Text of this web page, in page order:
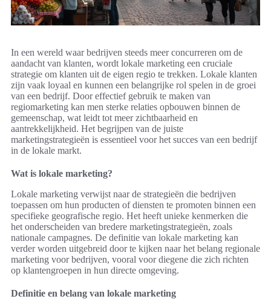
In een wereld waar bedrijven steeds meer concurreren om de
aandacht van klanten, wordt lokale marketing een cruciale
strategie om klanten uit de eigen regio te trekken. Lokale klanten
zijn vaak loyaal en kunnen een belangrijke rol spelen in de groei
van een bedrijf. Door effectief gebruik te maken van
regiomarketing kan men sterke relaties opbouwen binnen de
gemeenschap, wat leidt tot meer zichtbaarheid en
aantrekkelijkheid. Het begrijpen van de juiste
marketingstrategieën is essentieel voor het succes van een bedrijf
in de lokale markt.
Wat is lokale marketing?
Lokale marketing verwijst naar de strategieën die bedrijven
toepassen om hun producten of diensten te promoten binnen een
specifieke geografische regio. Het heeft unieke kenmerken die
het onderscheiden van bredere marketingstrategieën, zoals
nationale campagnes. De definitie van lokale marketing kan
verder worden uitgebreid door te kijken naar het belang regionale
marketing voor bedrijven, vooral voor diegene die zich richten
op klantengroepen in hun directe omgeving.
Definitie en belang van lokale marketing